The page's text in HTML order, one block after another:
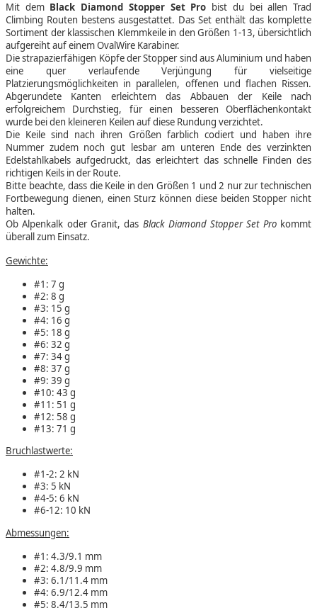
Mit dem Black Diamond Stopper Set Pro bist du bei allen Trad
Climbing Routen bestens ausgestattet. Das Set enthält das komplette
Sortiment der klassischen Klemmkeile in den Größen 1-13, übersichtlich
aufgereiht auf einem OvalWire Karabiner.
Die strapazierfähigen Köpfe der Stopper sind aus Aluminium und haben
eine quer verlaufende Verjüngung für vielseitige
Platzierungsmöglichkeiten in parallelen, offenen und flachen Rissen.
Abgerundete Kanten erleichtern das Abbauen der Keile nach
erfolgreichem Durchstieg, für einen besseren Oberflächenkontakt
wurde bei den kleineren Keilen auf diese Rundung verzichtet.
Die Keile sind nach ihren Größen farblich codiert und haben ihre
Nummer zudem noch gut lesbar am unteren Ende des verzinkten
Edelstahlkabels aufgedruckt, das erleichtert das schnelle Finden des
richtigen Keils in der Route.
Bitte beachte, dass die Keile in den Größen 1 und 2 nur zur technischen
Fortbewegung dienen, einen Sturz können diese beiden Stopper nicht
halten.
Ob Alpenkalk oder Granit, das Black Diamond Stopper Set Prokommt
überall zum Einsatz.
Gewichte:
#1: 7 g
#2: 8 g
#3: 15 g
#4: 16 g
#5: 18 g
#6: 32 g
#7: 34 g
#8: 37 g
#9: 39 g
#10: 43 g
#11: 51 g
#12: 58 g
#13: 71 g
Bruchlastwerte:
#1-2: 2 kN
#3: 5 kN
#4-5: 6 kN
#6-12: 10 kN
Abmessungen:
#1: 4.3/9.1 mm
#2: 4.8/9.9 mm
#3: 6.1/11.4 mm
#4: 6.9/12.4 mm
#5: 8.4/13.5 mm